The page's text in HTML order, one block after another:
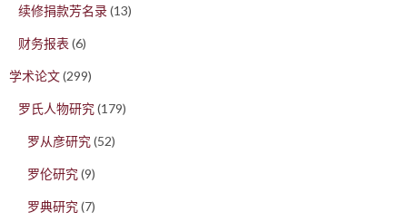
续修捐款芳名录(13)
财务报表 (6)
学术论文(299)
罗氏人物研究(179)
罗从彦研究(52)
罗伦研究(9)
罗典研究(7)